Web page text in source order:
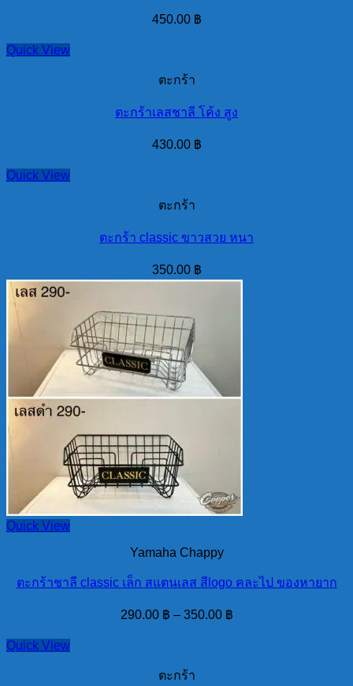
450.00 ฿
Quick View
ตะกร้า
ตะกร้าเลสชาลี โค้ง สูง
430.00 ฿
Quick View
ตะกร้า
ตะกร้า classic ขาวสวย หนา
350.00 ฿
Quick View
Yamaha Chappy
ตะกร้าชาลี classic เล็ก สแตนเลส สีlogo คละไป ของหายาก
290.00 ฿ – 350.00 ฿
Quick View
ตะกร้า